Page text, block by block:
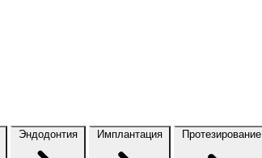
Эндодонтия Имплантация Протезирование